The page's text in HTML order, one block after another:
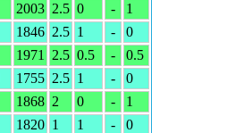
2003 2.5 0 -
1
1846 2.5 1 -
0
1971 2.5 0.5 -
0.5
1755 2.5 1 -
0
1868 2 0 -
1
1820 1 1 -
0